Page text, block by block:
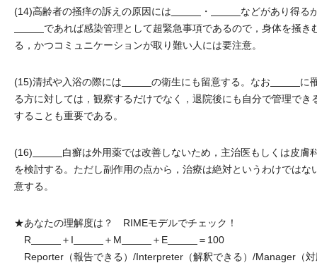
(14)高齢者の掻痒の訴えの原因には ・
などがあり得る
であれば感染管理として超緊急事項であるので，身体を掻き
る，かつコミュニケーションが取り難い人には要注意。
(15)清拭や入浴の際には の衛生にも留意する。なお
に
る方に対しては，観察するだけでなく，退院後にも自分で管理でき
することも重要である。
(16)
白癬は外用薬では改善しないため，主治医もしくは皮膚
を検討する。ただし副作用の点から，治療は絶対というわけではな
意する。
★あなたの理解度は？ RIMEモデルでチェック！
R
＋I ＋M ＋E
＝100
Reporter（報告できる）/Interpreter（解釈できる）/Manager（